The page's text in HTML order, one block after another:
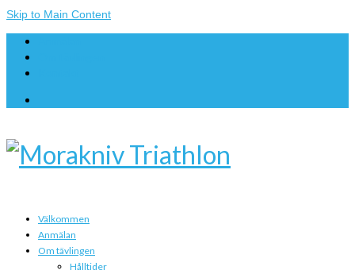
Skip to Main Content
Välkommen
Anmälan
Om tävlingen
Hålltider